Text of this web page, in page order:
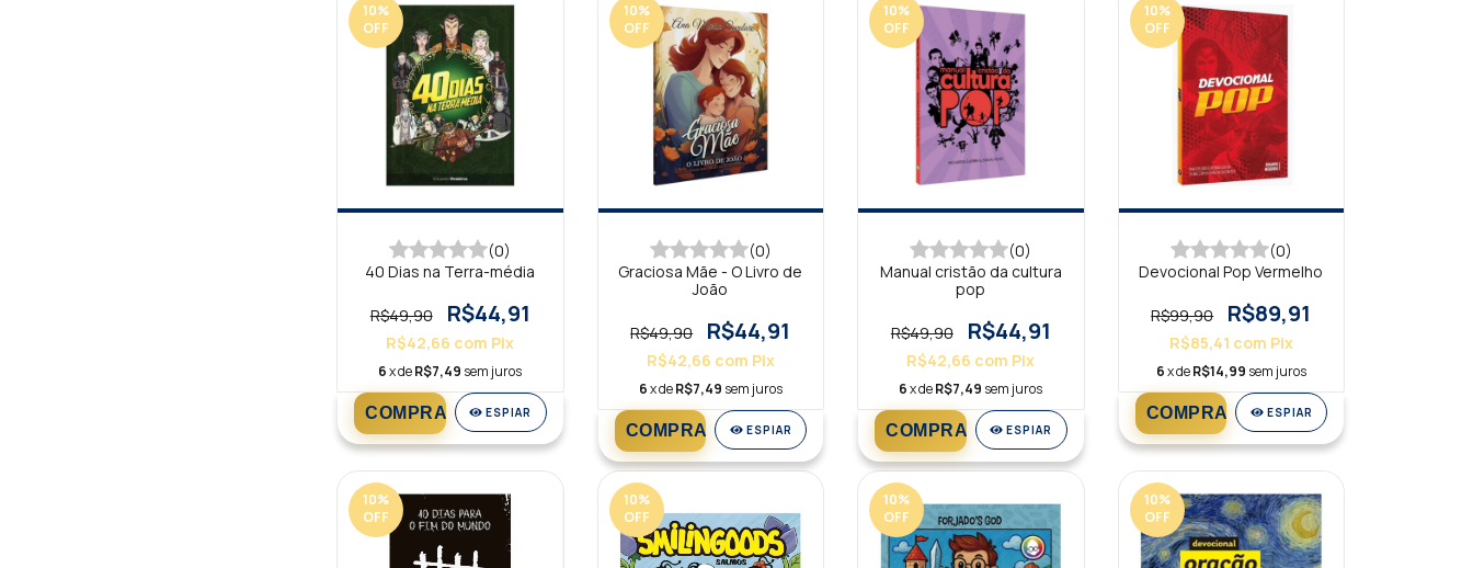
10%
OFF
(0)
40 Dias na Terra-média
R$49,90 R$44,91
R$42,66 com Pix
6x deR$7,49 sem juros
ESPIAR
10%
OFF
(0)
Graciosa Mãe - O Livro de
João
R$49,90 R$44,91
R$42,66 com Pix
6x deR$7,49 sem juros
ESPIAR
10%
OFF
(0)
Manual cristão da cultura
pop
R$49,90 R$44,91
R$42,66 com Pix
6x deR$7,49 sem juros
ESPIAR
10%
OFF
(0)
Devocional Pop Vermelho
R$99,90 R$89,91
R$85,41 com Pix
6x deR$14,99 sem juros
ESPIAR
10%
OFF
10%
OFF
10%
OFF
10%
OFF